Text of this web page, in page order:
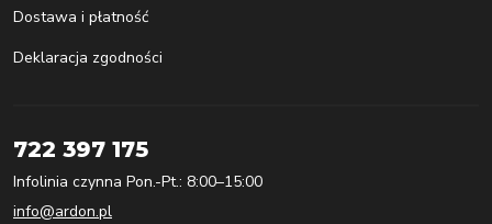
Dostawa i płatność
Deklaracja zgodności
722 397 175
Infolinia czynna Pon.-Pt.: 8:00–15:00
info@ardon.pl